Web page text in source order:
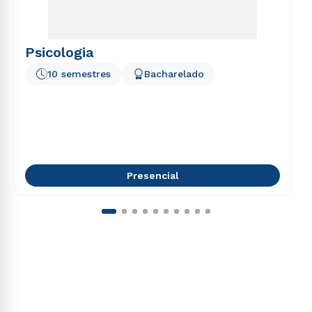
Psicologia
10 semestres Bacharelado
Presencial